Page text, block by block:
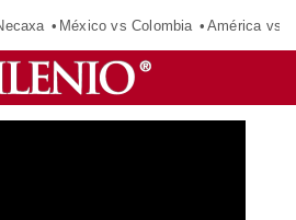
México vs Colombia América vs